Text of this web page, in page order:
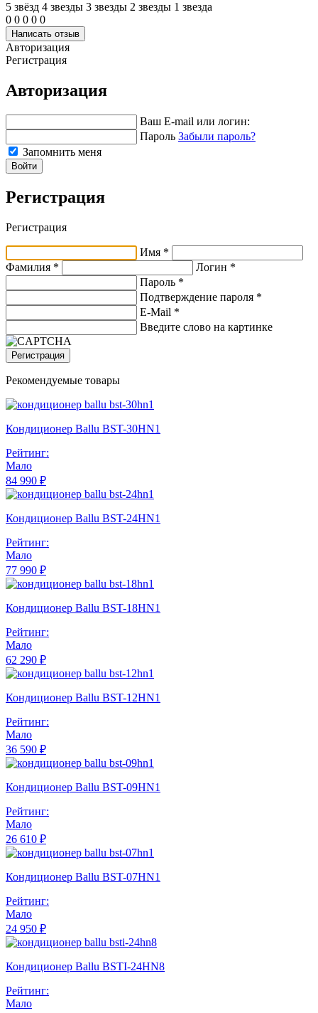
5 звёзд 4 звeзды 3 звeзды 2 звeзды 1 звeзда
0 0 0 0 0
Написать отзыв
Авторизация
Регистрация
Авторизация
Ваш E-mail или логин:
Пароль Забыли пароль?
Запомнить меня
Войти
Регистрация
Регистрация
Имя *
Фамилия *
Логин *
Пароль *
Подтверждение пароля *
E-Mail *
Введите слово на картинке
Регистрация
Рекомендуемые товары
Кондиционер Ballu BST-30HN1
Рейтинг:
Мало
84 990 ₽
Кондиционер Ballu BST-24HN1
Рейтинг:
Мало
77 990 ₽
Кондиционер Ballu BST-18HN1
Рейтинг:
Мало
62 290 ₽
Кондиционер Ballu BST-12HN1
Рейтинг:
Мало
36 590 ₽
Кондиционер Ballu BST-09HN1
Рейтинг:
Мало
26 610 ₽
Кондиционер Ballu BST-07HN1
Рейтинг:
Мало
24 950 ₽
Кондиционер Ballu BSTI-24HN8
Рейтинг:
Мало